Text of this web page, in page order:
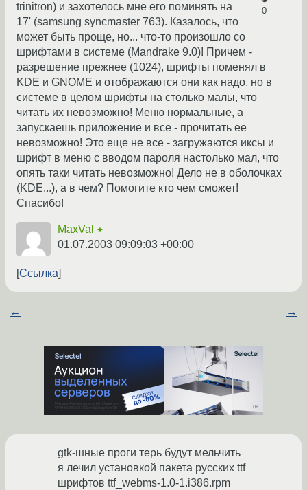
0
trinitron) и захотелось мне его поминять на
17' (samsung syncmaster 763). Казалось, что
может быть проще, но... что-то произошло со
шрифтами в системе (Mandrake 9.0)! Причем -
разрешение прежнее (1024), шрифты поменял в
KDE и GNOME и отображаются они как надо, но в
системе в целом шрифты на столько малы, что
читать их невозможно! Меню нормальные, а
запускаешь приложение и все - прочитать ее
невозможно! Это еще не все - загружаются иксы и
шрифт в меню с вводом пароля настолько мал, что
опять таки читать невозможно! Дело не в оболочках
(KDE...), а в чем? Помогите кто чем сможет!
Спасибо!
MaxVal ★
01.07.2003 09:09:03 +00:00
Ссылка
← →
gtk-шные проги терь будут мельчить
я лечил установкой пакета русских ttf
шрифтов ttf_webms-1.0-1.i386.rpm